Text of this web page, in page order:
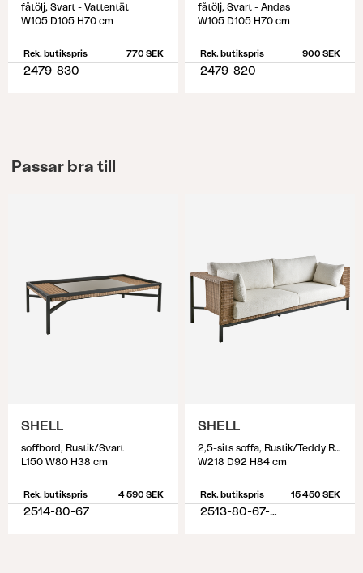
fåtölj, Svart - Vattentät
W105 D105 H70 cm
Rek. butikspris 770 SEK
2479-830
fåtölj, Svart - Andas
W105 D105 H70 cm
Rek. butikspris 900 SEK
2479-820
Passar bra till
SHELL
soffbord, Rustik/Svart
L150 W80 H38 cm
Rek. butikspris 4 590 SEK
2514-80-67
SHELL
2,5-sits soffa, Rustik/Teddy Rice
W218 D92 H84 cm
Rek. butikspris 15 450 SEK
2513-80-67-282